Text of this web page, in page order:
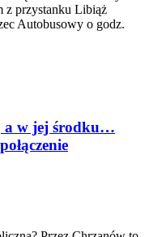
z przystanku Libiąż
Autobusowy o godz.
a w jej środku…